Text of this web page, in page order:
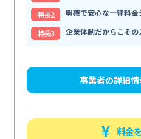
特⻑2
明確で安心な一律料金
特⻑3
企業体制だからこそ
事業者の詳細
料金